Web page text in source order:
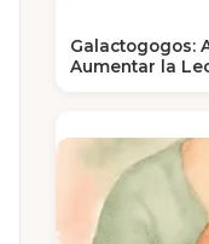
Galactogogos:
Aumentar la